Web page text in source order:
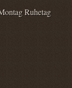
Ruhetag